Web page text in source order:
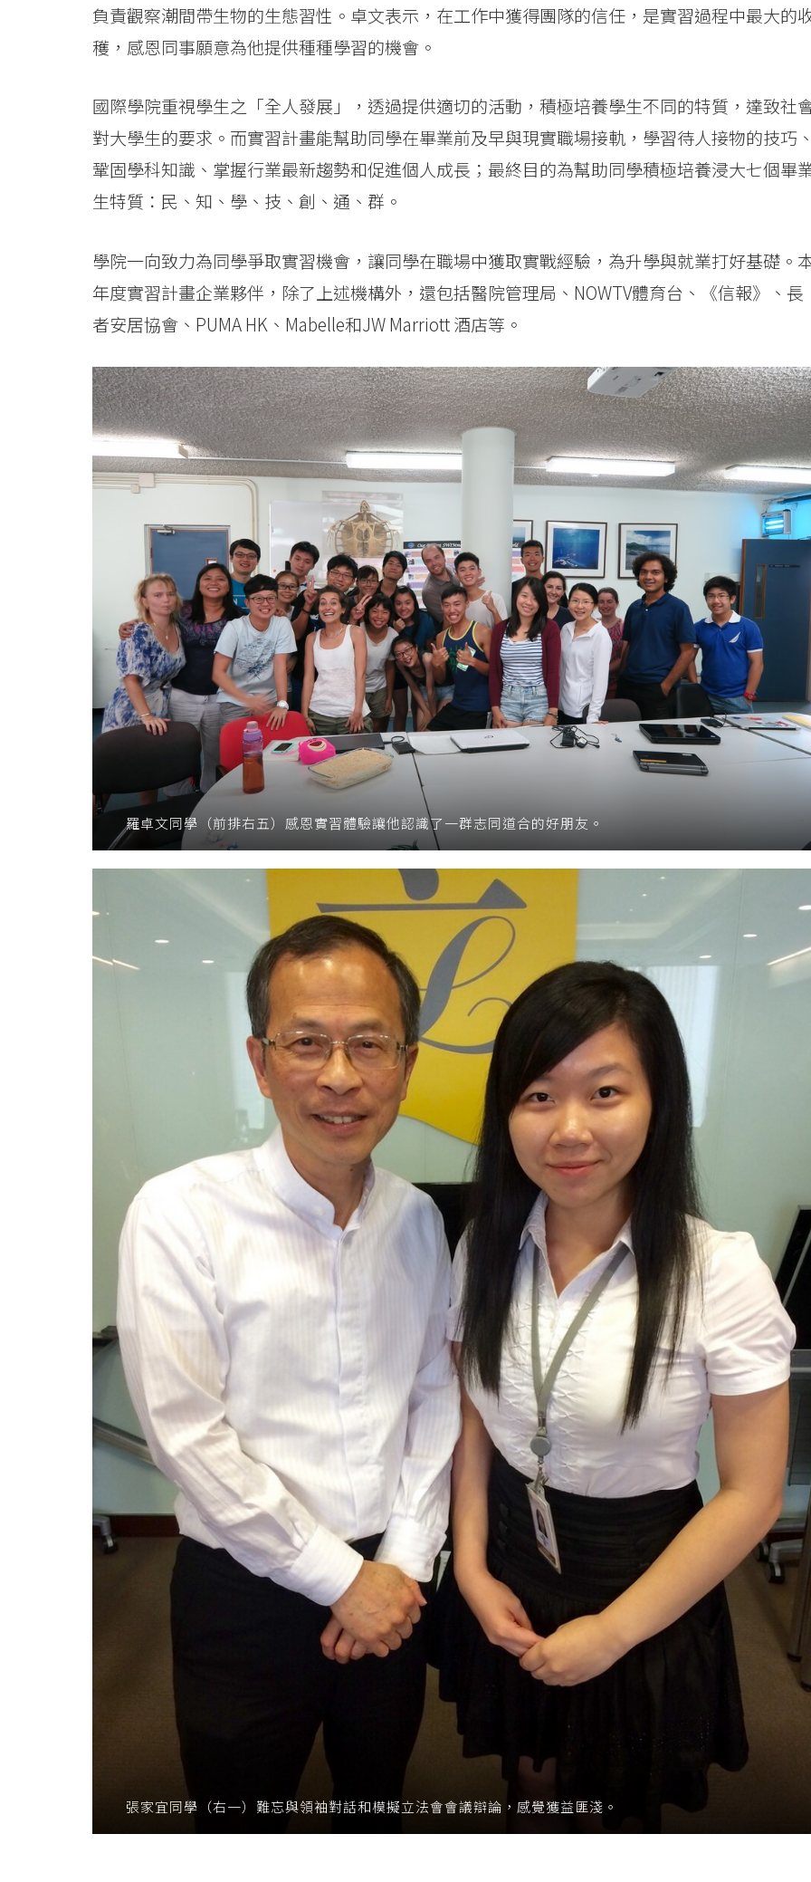
負責觀察潮間帶生物的生態習性。卓文表示，在工作中獲得團隊的信任，是實習過程中最大的
穫，感恩同事願意為他提供種種學習的機會。
國際學院重視學生之「全人發展」，透過提供適切的活動，積極培養學生不同的特質，達致社
對大學生的要求。而實習計畫能幫助同學在畢業前及早與現實職場接軌，學習待人接物的技巧
鞏固學科知識、掌握行業最新趨勢和促進個人成長；最終目的為幫助同學積極培養浸大七個畢
生特質：民、知、學、技、創、通、群。
學院一向致力為同學爭取實習機會，讓同學在職場中獲取實戰經驗，為升學與就業打好基礎。
年度實習計畫企業夥伴，除了上述機構外，還包括醫院管理局、NOWTV體育台、《信報》、長
者安居協會、PUMA HK、Mabelle和JW Marriott 酒店等。
羅卓文同學（前排右五）感恩實習體驗讓他認識了一群志同道合的好朋友。
張家宜同學（右一）難忘與領袖對話和模擬立法會會議辯論，感覺獲益匪淺。